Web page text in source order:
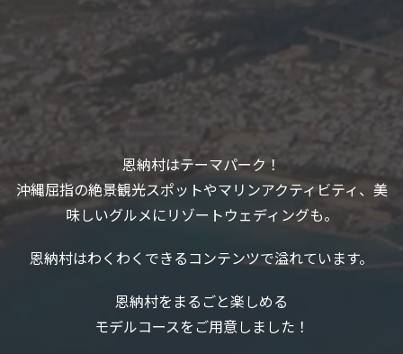
恩納村はテーマパーク！
沖縄屈指の絶景観光スポットやマリンアクティビティ、美
味しいグルメにリゾートウェディングも。
恩納村はわくわくできるコンテンツで溢れています。
恩納村をまるごと楽しめる
モデルコースをご用意しました！